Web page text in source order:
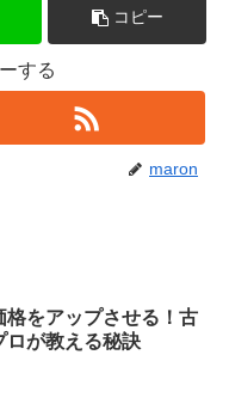
コピー
する
maron
格をアップさせる！古
ロが教える秘訣